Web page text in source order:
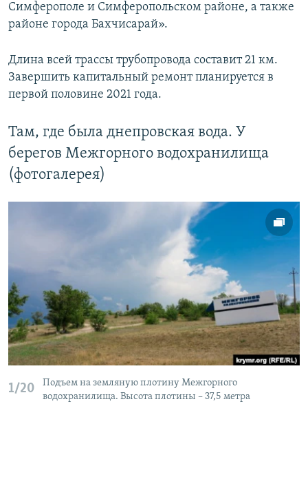
Симферополе и Симферопольском районе, а также
районе города Бахчисарай».
Длина всей трассы трубопровода составит 21 км.
Завершить капитальный ремонт планируется в
первой половине 2021 года.
Там, где была днепровская вода. У
берегов Межгорного водохранилища
(фотогалерея)
1/20
Подъем на земляную плотину Межгорного
водохранилища. Высота плотины – 37,5 метра